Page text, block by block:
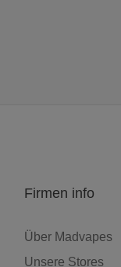
Firmen info
Über Madvapes
Unsere Stores